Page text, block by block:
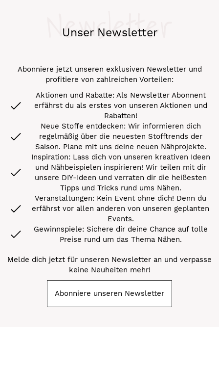
Unser Newsletter
Newsletter
Abonniere jetzt unseren exklusiven Newsletter und
profitiere von zahlreichen Vorteilen:
Aktionen und Rabatte: Als Newsletter Abonnent
erfährst du als erstes von unseren Aktionen und
Rabatten!
Neue Stoffe entdecken: Wir informieren dich
regelmäßig über die neuesten Stofftrends der
Saison. Plane mit uns deine neuen Nähprojekte.
Inspiration: Lass dich von unseren kreativen Ideen
und Nähbeispielen inspirieren! Wir teilen mit dir
unsere DIY-Ideen und verraten dir die heißesten
Tipps und Tricks rund ums Nähen.
Veranstaltungen: Kein Event ohne dich! Denn du
erfährst vor allen anderen von unseren geplanten
Events.
Gewinnspiele: Sichere dir deine Chance auf tolle
Preise rund um das Thema Nähen.
Melde dich jetzt für unseren Newsletter an und verpasse
keine Neuheiten mehr!
Abonniere unseren Newsletter